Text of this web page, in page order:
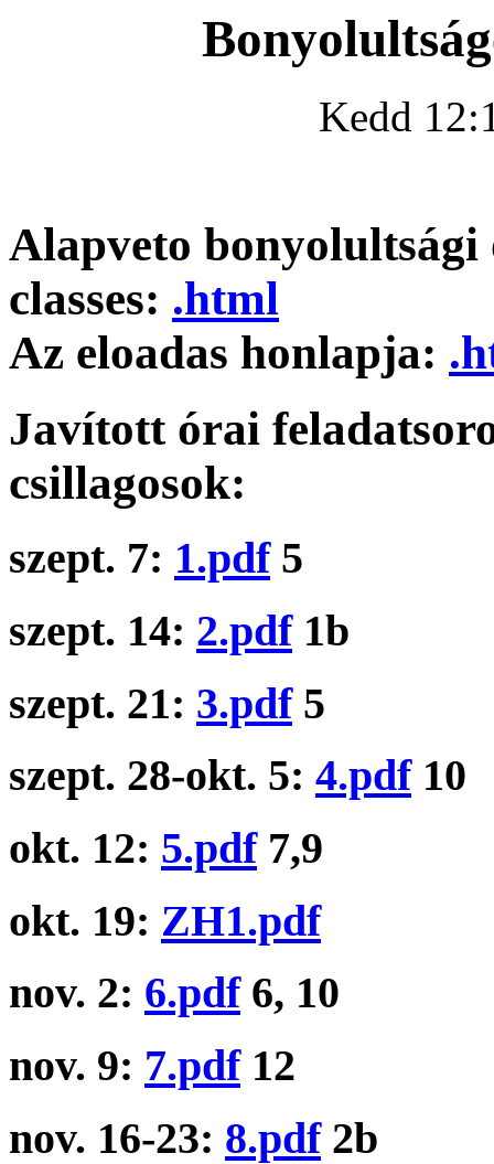
Kedd
Alapveto
classes: .html
Az eloadas honlapja:
Javított órai
csillagosok:
szept. 7: 1.pdf5
szept. 14: 2.pdf1b
szept. 21: 3.pdf5
szept. 28-okt. 5: 4.pdf10
okt. 12: 5.pdf7,9
okt. 19: ZH1.pdf
nov. 2: 6.pdf6, 10
nov. 9: 7.pdf12
nov. 16-23: 8.pdf2b